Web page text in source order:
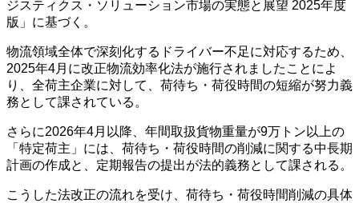
ジスティクス・ソリューション市場の実態と展望 2025年度
版」に基づく。
物流領域全体で深刻化するドライバー不足に対応するため、
2025年4月に改正物流効率化法が施行されましたことによ
り、全荷主企業に対して、荷待ち・荷役時間の短縮が努力義
務として課されている。
さらに2026年4月以降、年間取扱貨物重量が9万トン以上の
「特定荷主」には、荷待ち・荷役時間の削減に関する中長期
計画の作成と、定期報告の提出が法的義務として課される。
こうした法改正の流れを受け、荷待ち・荷役時間削減の具体